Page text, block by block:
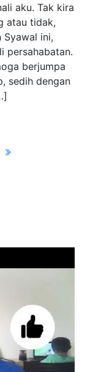
aku. Tak kira
atau tidak,
Syawal ini,
persahabatan.
berjumpa
sedih dengan